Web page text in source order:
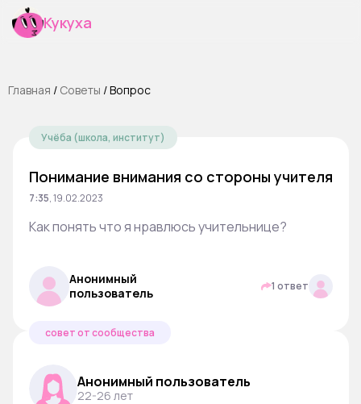
Кукуха
Главная / Cоветы /Вопрос
Учёба (школа, институт)
Понимание внимания со стороны учителя
7:35,19.02.2023
Как понять что я нравлюсь учительнице?
Анонимный
пользователь
1 ответ
совет от сообщества
Анонимный пользователь
22-26 лет